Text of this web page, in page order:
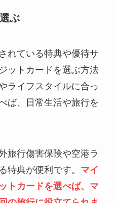
ぶ
れている特典や優待サ
ットカードを選ぶ方法
ライフスタイルに合っ
ば、日常生活や旅行を
旅行傷害保険や空港ラ
特典が便利です。 マイ
トカードを選べば、マ